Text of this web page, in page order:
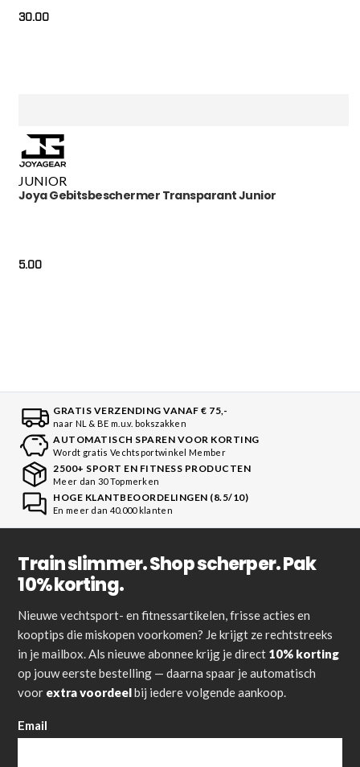
30.00
JUNIOR
Joya Gebitsbeschermer Transparant Junior
5.00
GRATIS VERZENDING VANAF € 75,-
naar NL & BE m.u.v. bokszakken
AUTOMATISCH SPAREN VOOR KORTING
Wordt gratis Vechtsportwinkel Member
2500+ SPORT EN FITNESS PRODUCTEN
Meer dan 30 Topmerken
HOGE KLANTBEOORDELINGEN (8.5/10)
En meer dan 40.000 klanten
Train slimmer. Shop scherper. Pak
10% korting.
Nieuwe vechtsport- en fitnessartikelen, frisse acties en
kooptips die miskopen voorkomen? Je krijgt ze rechtstreeks
in je mailbox. Als nieuwe abonnee krijg je direct 10% korting
op jouw eerste bestelling — daarna spaar je automatisch
voor extra voordeelbij iedere volgende aankoop.
Email